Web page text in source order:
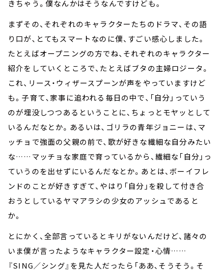
きちゃう。僕なんかはそうなんですけども。
まずその、それぞれのキャラクターたちのドラマ、その語
り口が、とてもスマートなのに僕、すごい感心しました。
たとえばオープニングの方でね、それぞれのキャラクター
紹介をしていくところで、たとえばブタの主婦ロジータ。
これ、リース・ウィザースプーンが声をやっていますけど
も。子育て、家事に追われる毎日の中で、「自分」っていう
のが埋没しつつあるということに、ちょっとモヤッとして
いるんだなとか。あるいは、ゴリラの青年ジョニーは、マ
ッチョで強面の父親の前で、歌が好きな繊細な自分みたい
な……マッチョな家庭で育っているから、繊細な「自分」っ
ていうのを出せずにいるんだなとか。あとは、ボーイフレ
ンドのことが好きすぎて、やはり「自分」を殺して付き合
おうとしているヤマアラシの少女のアッシュであると
か。
とにかく、全部言っているとキリがないんだけど、諸々の
いま僕が言ったようなキャラクター設定・心情……
『SING／シング』を見た人だったら「ああ、そうそう。そ